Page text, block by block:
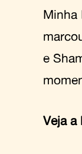
Minha
e
Veja a